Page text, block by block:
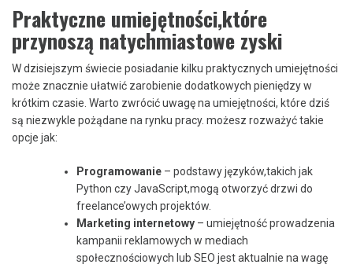
Praktyczne umiejętności,które
⁢przynoszą natychmiastowe zyski
W dzisiejszym ⁤świecie‍ posiadanie kilku praktycznych umiejętności
może znacznie ułatwić ‌zarobienie⁣ dodatkowych pieniędzy w
krótkim‌ czasie. ‍Warto zwrócić uwagę ⁣na umiejętności, które dziś
są niezwykle⁣ pożądane na rynku pracy. możesz rozważyć takie
opcje jak:
Programowanie – podstawy języków,takich jak
Python ‌czy JavaScript,mogą otworzyć drzwi⁣ do
freelance’owych projektów.
Marketing⁣ internetowy – umiejętność prowadzenia
kampanii reklamowych w mediach
społecznościowych lub SEO jest aktualnie na wagę